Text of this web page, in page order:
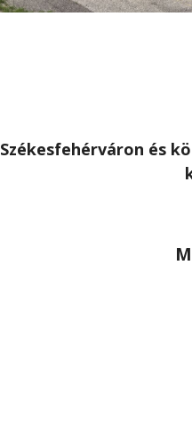
Székesfehérváron és